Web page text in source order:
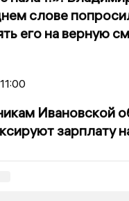
слове
его на верную
Ивановской
зарплату